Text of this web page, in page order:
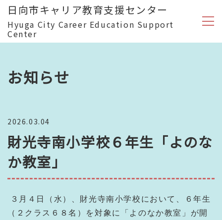
日向市キャリア教育支援センター
Hyuga City Career Education Support
Center
お知らせ
2026.03.04
財光寺南小学校６年生「よのな
か教室」
３月４日（水）、財光寺南小学校において、６年生
（２クラス６８名）を対象に「よのなか教室」が開